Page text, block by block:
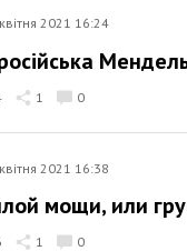
2021 16:24
1 0
2021 16:38
мощи, или
1 0